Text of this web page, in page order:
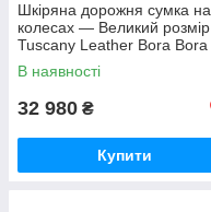
Шкіряна дорожня сумка на
колесах — Великий розмір
Tuscany Leather Bora Bora
TL3067 (Коричневий)
В наявності
32 980 ₴
Купити